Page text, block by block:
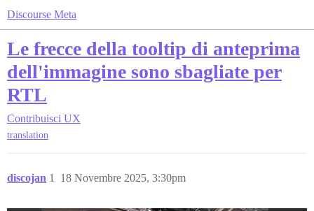
Discourse Meta
Le frecce della tooltip di anteprima
dell'immagine sono sbagliate per
RTL
Contribuisci UX
translation
discojan 18 Novembre 2025, 3:30pm
1